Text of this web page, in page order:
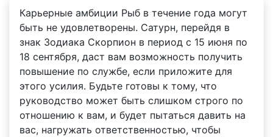
Карьерные амбиции Рыб в течение года могут
быть не удовлетворены. Сатурн, перейдя в
знак Зодиака Скорпион в период с 15 июня по
18 сентября, даст вам возможность получить
повышение по службе, если приложите для
этого усилия. Будьте готовы к тому, что
руководство может быть слишком строго по
отношению к вам, и будет пытаться давить на
вас, нагружать ответственностью, чтобы